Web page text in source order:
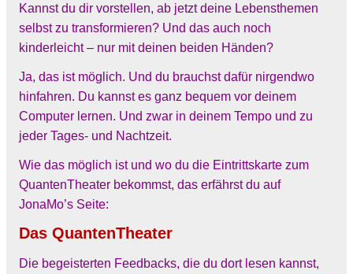
Kannst du dir vorstellen, ab jetzt deine Lebensthemen
selbst zu transformieren? Und das auch noch
kinderleicht – nur mit deinen beiden Händen?
Ja, das ist möglich. Und du brauchst dafür nirgendwo
hinfahren. Du kannst es ganz bequem vor deinem
Computer lernen. Und zwar in deinem Tempo und zu
jeder Tages- und Nachtzeit.
Wie das möglich ist und wo du die Eintrittskarte zum
QuantenTheater bekommst, das erfährst du auf
JonaMo’s Seite:
Das QuantenTheater
Die begeisterten Feedbacks, die du dort lesen kannst,